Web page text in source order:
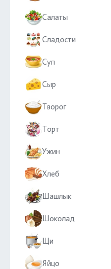
Салаты
Сладости
Суп
Сыр
Творог
Торт
Ужин
Хлеб
Шашлык
Шоколад
Щи
Яйцо